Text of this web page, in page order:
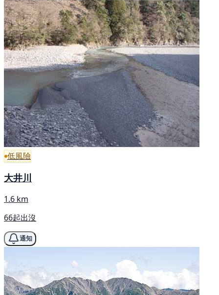
低風險
大井川
1.6 km
66起出沒
通知